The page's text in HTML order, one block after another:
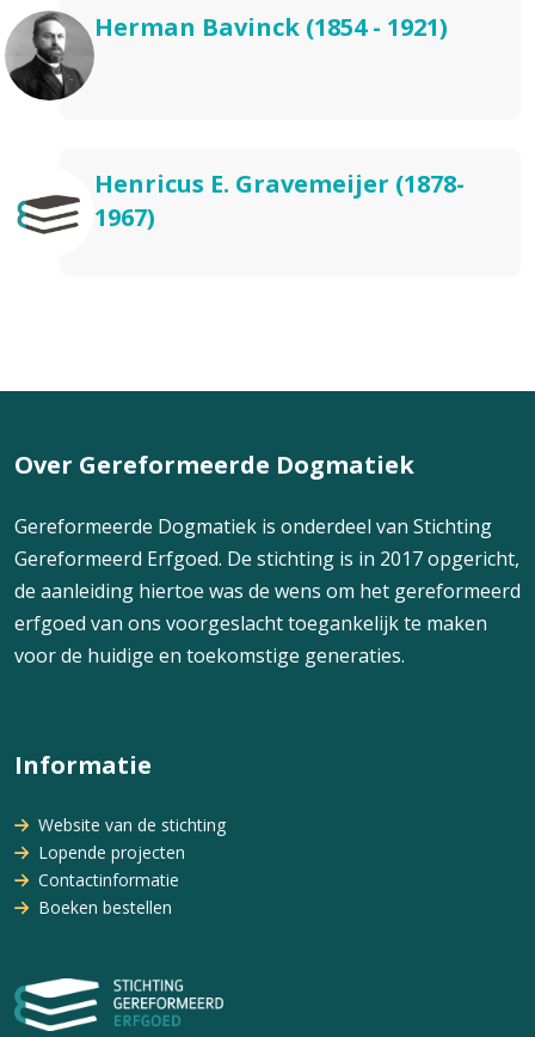
Herman Bavinck (1854 - 1921)
Henricus E. Gravemeijer (1878-
1967)
Over Gereformeerde Dogmatiek
Gereformeerde Dogmatiek is onderdeel van Stichting
Gereformeerd Erfgoed. De stichting is in 2017 opgericht,
de aanleiding hiertoe was de wens om het gereformeerd
erfgoed van ons voorgeslacht toegankelijk te maken
voor de huidige en toekomstige generaties.
Informatie
Website van de stichting
Lopende projecten
Contactinformatie
Boeken bestellen